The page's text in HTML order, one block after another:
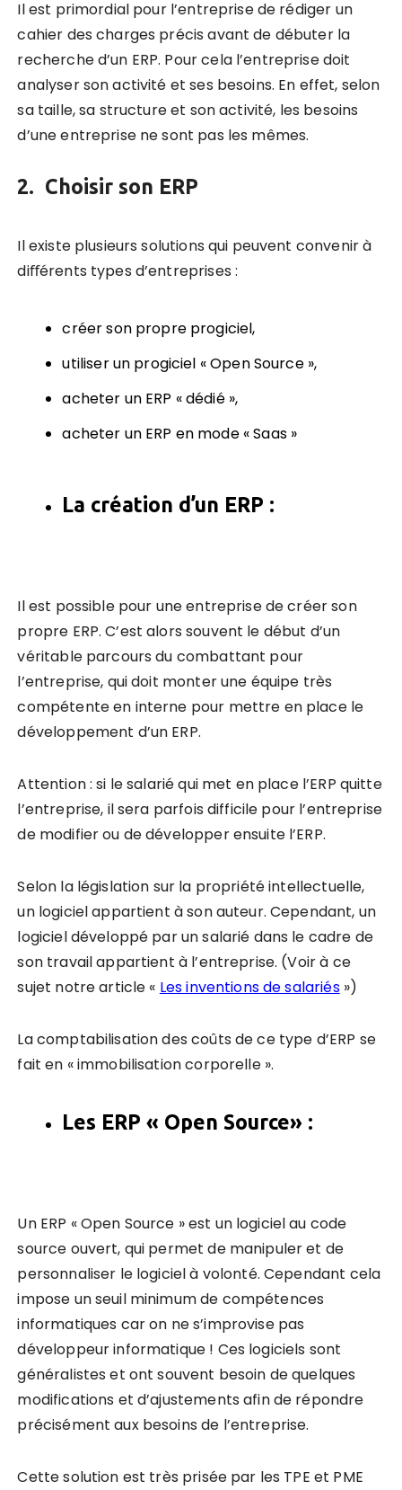
Il est primordial pour l’entreprise de rédiger un
cahier des charges précis avant de débuter la
recherche d’un ERP. Pour cela l’entreprise doit
analyser son activité et ses besoins. En effet, selon
sa taille, sa structure et son activité, les besoins
d’une entreprise ne sont pas les mêmes.
2. Choisir son ERP
Il existe plusieurs solutions qui peuvent convenir à
diﬀérents types d’entreprises :
créer son propre progiciel,
utiliser un progiciel « Open Source »,
acheter un ERP « dédié »,
acheter un ERP en mode « Saas »
La création d’un ERP :
Il est possible pour une entreprise de créer son
propre ERP. C’est alors souvent le début d’un
véritable parcours du combattant pour
l’entreprise, qui doit monter une équipe très
compétente en interne pour mettre en place le
développement d’un ERP.
Attention : si le salarié qui met en place l’ERP quitte
l’entreprise, il sera parfois difficile pour l’entreprise
de modifier ou de développer ensuite l’ERP.
Selon la législation sur la propriété intellectuelle,
un logiciel appartient à son auteur. Cependant, un
logiciel développé par un salarié dans le cadre de
son travail appartient à l’entreprise. (Voir à ce
sujet notre article « Les inventions de salariés»)
La comptabilisation des coûts de ce type d’ERP se
fait en « immobilisation corporelle ».
Les ERP« Open Source» :
Un ERP « Open Source » est un logiciel au code
source ouvert, qui permet de manipuler et de
personnaliser le logiciel à volonté. Cependant cela
impose un seuil minimum de compétences
informatiques car on ne s’improvise pas
développeur informatique ! Ces logiciels sont
généralistes et ont souvent besoin de quelques
modifications et d’ajustements afin de répondre
précisément aux besoins de l’entreprise.
Cette solution est très prisée par les TPE et PME